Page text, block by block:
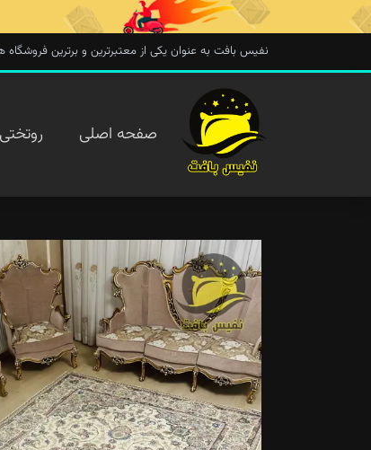
نفیس بافت به عنوان یکی از معتبرترین و برترین فروشگاه های
صفحه اصلی روتختی